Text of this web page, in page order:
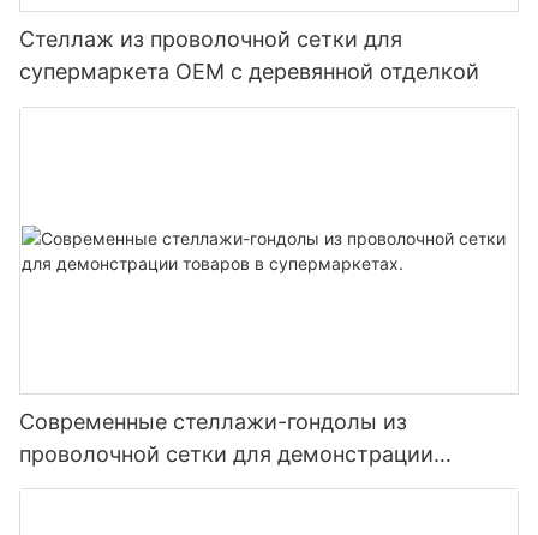
Стеллаж из проволочной сетки для
супермаркета OEM с деревянной отделкой
Современные стеллажи-гондолы из
проволочной сетки для демонстрации
товаров в супермаркетах.